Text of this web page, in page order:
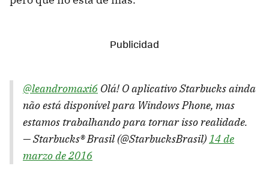
@leandromaxi6 Olá! O aplicativo Starbucks ainda
não está disponível para Windows Phone, mas
estamos trabalhando para tornar isso realidade.
— Starbucks® Brasil (@StarbucksBrasil)14 de
marzo de 2016